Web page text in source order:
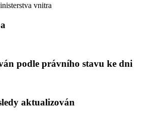
vnitra
podle právního stavu ke dni
aktualizován